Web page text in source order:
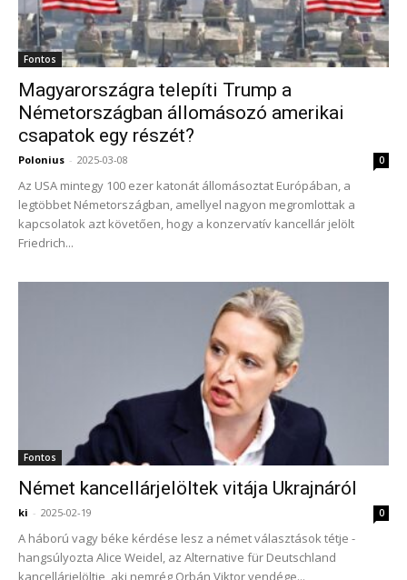
Fontos
Magyarországra telepíti Trump a
Németországban állomásozó amerikai
csapatok egy részét?
Polonius - 2025-03-08 0
Az USA mintegy 100 ezer katonát állomásoztat Európában, a
legtöbbet Németországban, amellyel nagyon megromlottak a
kapcsolatok azt követően, hogy a konzervatív kancellár jelölt
Friedrich...
Fontos
Német kancellárjelöltek vitája Ukrajnáról
ki - 2025-02-19 0
A háború vagy béke kérdése lesz a német választások tétje -
hangsúlyozta Alice Weidel, az Alternative für Deutschland
kancellárjelöltje, aki nemrég Orbán Viktor vendége...